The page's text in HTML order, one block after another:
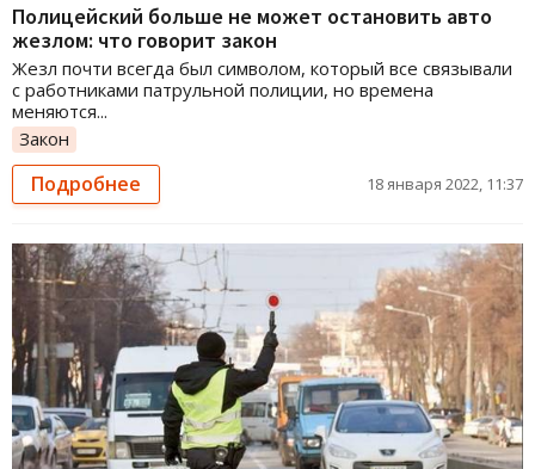
Полицейский больше не может остановить авто
жезлом: что говорит закон
Жезл почти всегда был символом, который все связывали
с работниками патрульной полиции, но времена
меняются...
Закон
Подробнее 18 января 2022, 11:37